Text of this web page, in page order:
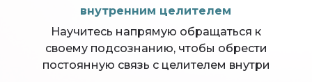
внутренним целителем
Научитесь напрямую обращаться к
своему подсознанию, чтобы обрести
постоянную связь с целителем внутри